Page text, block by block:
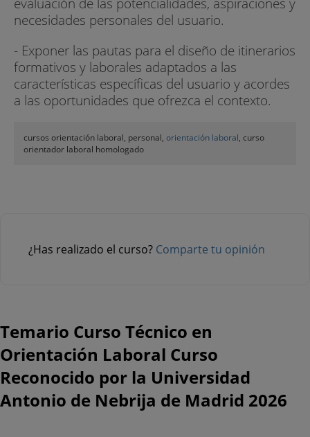
necesidades personales del usuario.
- Exponer las pautas para el diseño de itinerarios
formativos y laborales adaptados a las
características específicas del usuario y acordes
a las oportunidades que ofrezca el contexto.
cursos orientación laboral, personal, orientación laboral, curso
orientador laboral homologado
¿Has realizado el curso? Comparte tu opinión
Temario Curso Técnico en
Orientación Laboral Curso
Reconocido por la Universidad
Antonio de Nebrija de Madrid 2026